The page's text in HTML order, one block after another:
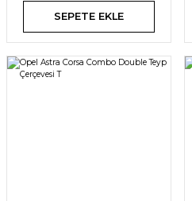
SEPETE EKLE